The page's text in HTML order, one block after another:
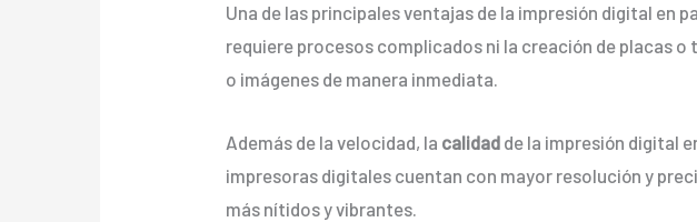
Una de las principales ventajas de la impresión digital en
requiere procesos complicados ni la creación de placas
o imágenes de manera inmediata.
Además de la velocidad, la calidad de la impresión digital
impresoras digitales cuentan con mayor resolución y
más nítidos y vibrantes.